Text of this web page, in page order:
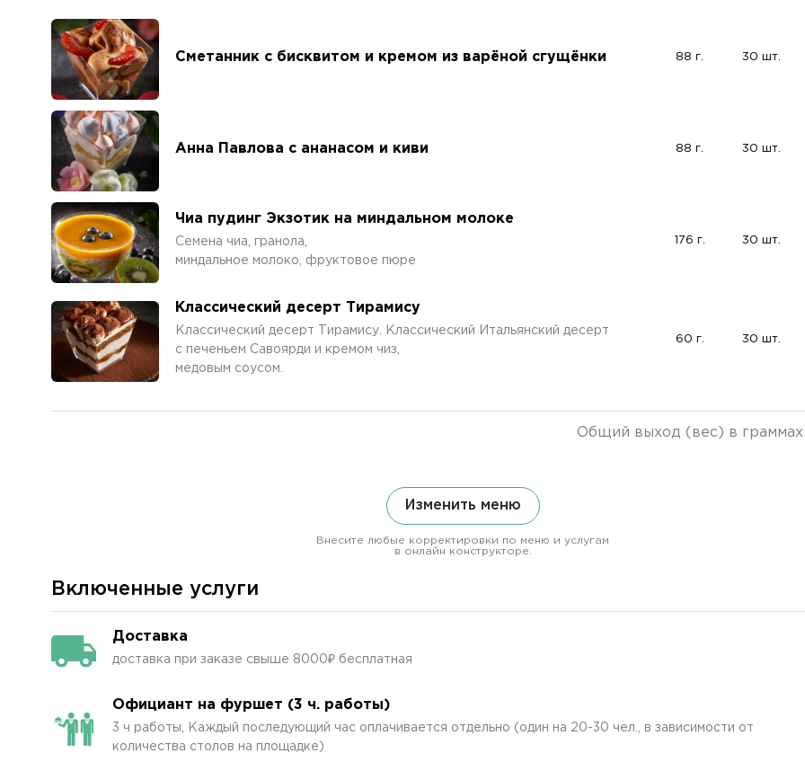
Сметанник с бисквитом и кремом из варёной сгущёнки 88 г. 30 шт.
Анна Павлова с ананасом и киви 88 г. 30 шт.
Чиа пудинг Экзотик на миндальном молоке
Семена чиа, гранола,
миндальное молоко, фруктовое пюре
176 г. 30 шт.
Классический десерт Тирамису
Классический десерт Тирамису. Классический Итальянский десерт
с печеньем Савоярди и кремом чиз,
медовым соусом.
60 г. 30 шт.
Общий выход (вес) в граммах:
Изменить меню
Внесите любые корректировки по меню и услугам
в онлайн конструкторе.
Включенные услуги
Доставка
доставка при заказе свыше 8000₽ бесплатная
Официант на фуршет (3 ч. работы)
3 ч работы, Каждый последующий час оплачивается отдельно (один на 20-30 чел., в зависимости от
количества столов на площадке)